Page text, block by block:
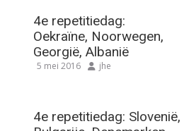
4e repetitiedag:
Oekraïne, Noorwegen,
Georgië, Albanië
5 mei 2016 jhe
4e repetitiedag: Slovenië,